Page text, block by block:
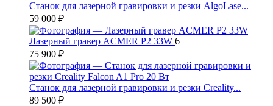
Станок для лазерной гравировки и резки AlgoLase...
59 000 ₽
Лазерный гравер ACMER P2 33W 6
75 900 ₽
Станок для лазерной гравировки и резки Creality...
89 500 ₽